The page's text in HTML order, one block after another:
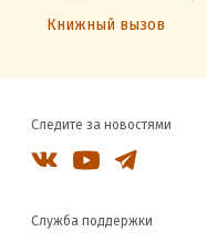
Книжный вызов
Следите за новостями
Служба поддержки